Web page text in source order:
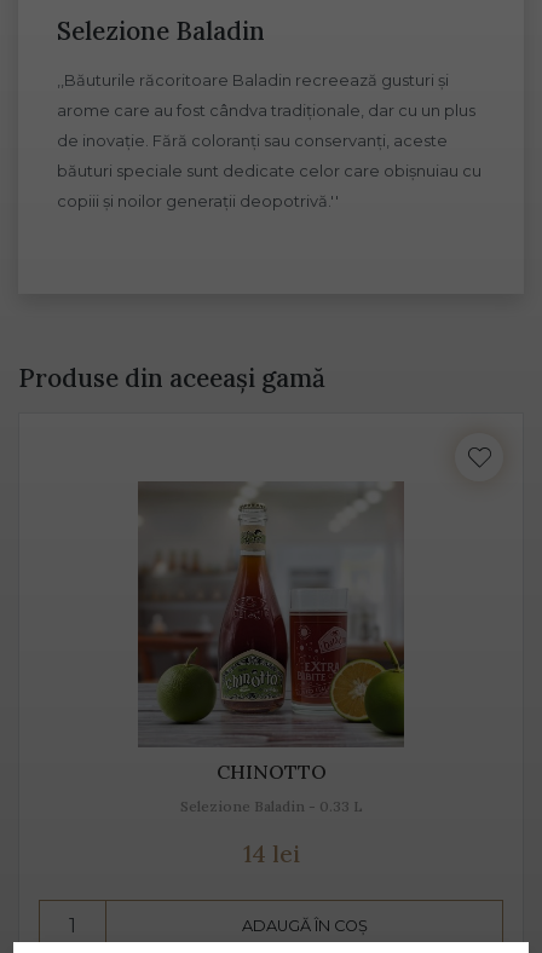
Selezione Baladin
,,Băuturile răcoritoare Baladin recreează gusturi și
arome care au fost cândva tradiționale, dar cu un plus
de inovație. Fără coloranți sau conservanți, aceste
băuturi speciale sunt dedicate celor care obișnuiau cu
copiii și noilor generații deopotrivă.''
Produse din aceeași gamă
CHINOTTO
Selezione Baladin - 0.33 L
14 lei
ADAUGĂ ÎN COȘ